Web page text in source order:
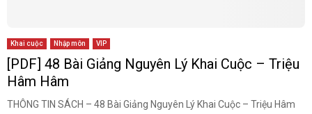
Khai cuộc Nhập môn VIP
[PDF] 48 Bài Giảng Nguyên Lý Khai Cuộc – Triệu
Hâm Hâm
THÔNG TIN SÁCH – 48 Bài Giảng Nguyên Lý Khai Cuộc – Triệu Hâm